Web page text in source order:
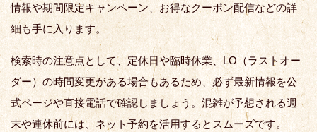
情報や期間限定キャンペーン、お得なクーポン配信などの詳
細も手に入ります。
検索時の注意点として、定休日や臨時休業、LO（ラストオー
ダー）の時間変更がある場合もあるため、必ず最新情報を公
式ページや直接電話で確認しましょう。混雑が予想される週
末や連休前には、ネット予約を活用するとスムーズです。